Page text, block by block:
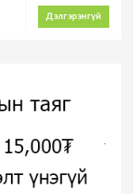
Дэлгэрэнгүй